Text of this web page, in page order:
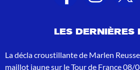
s
r
c
LES DERNIÈRES
La décla croustillante de Marlen
maillot jaune sur le Tour de France08/